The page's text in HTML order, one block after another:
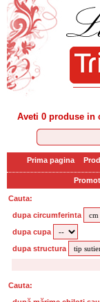
Aveti 0 produse in
Prima pagina
Cauta:
dupa circumferinta
dupa cupa
dupa structura
Cauta: